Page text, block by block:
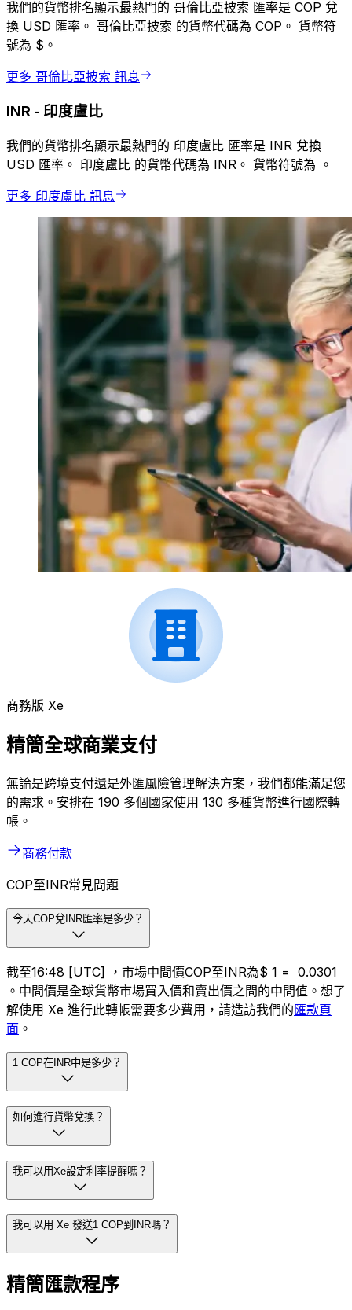
我們的貨幣排名顯示最熱門的 哥倫比亞披索 匯率是 COP 兌
換 USD 匯率。 哥倫比亞披索 的貨幣代碼為 COP。 貨幣符
號為 $。
更多 哥倫比亞披索 訊息
INR - 印度盧比
我們的貨幣排名顯示最熱門的 印度盧比 匯率是 INR 兌換
USD 匯率。 印度盧比 的貨幣代碼為 INR。 貨幣符號為 ₹。
更多 印度盧比 訊息
商務版 Xe
精簡全球商業支付
無論是跨境支付還是外匯風險管理解決方案，我們都能滿足您
的需求。安排在 190 多個國家使用 130 多種貨幣進行國際轉
帳。
商務付款
COP至INR常見問題
今天COP兌INR匯率是多少？
截至16:48 [UTC] ，市場中間價COP至INR為$ 1 = ₹ 0.0301
。中間價是全球貨幣市場買入價和賣出價之間的中間值。想了
解使用 Xe 進行此轉帳需要多少費用，請造訪我們的匯款頁
面 。
1 COP在INR中是多少？
如何進行貨幣兌換？
我可以用Xe設定利率提醒嗎？
我可以用 Xe 發送1 COP到INR嗎？
精簡匯款程序